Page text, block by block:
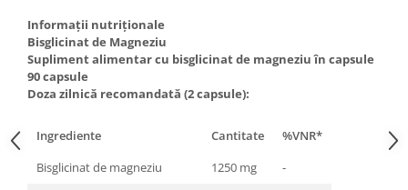
Informații nutriționale
Bisglicinat de Magneziu
Supliment alimentar cu bisglicinat de magneziu în capsule
90 capsule
Doza zilnică recomandată (2 capsule):
Ingrediente Cantitate
%VNR*
Bisglicinat de magneziu
1250 mg
-